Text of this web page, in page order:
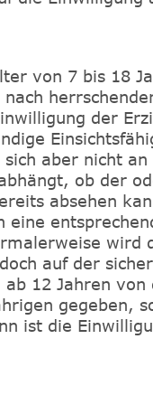
von 7 bis 18
der
aber nicht
ob der
absehen
eine
wird
auf der
12 Jahren
gegeben,
ist die